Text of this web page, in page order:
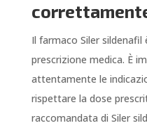
Il farmaco Siler sildenafil
prescrizione medica. È
attentamente le
rispettare la dose
raccomandata di Siler